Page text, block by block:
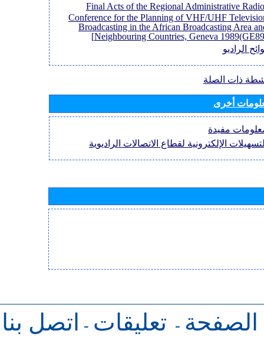
[Final Acts of the Regional Administrative Radio
Conference for the Planning of VHF/UHF
Broadcasting in the African Broadcasting Area
Neighbouring Countries, Geneva
الراديو
ذات الصلة
أخرى
مفيدة
الإلكترونية لقطاع الاتصالات الراديوية
الصفحة - تعليقات -
اتصل بنا